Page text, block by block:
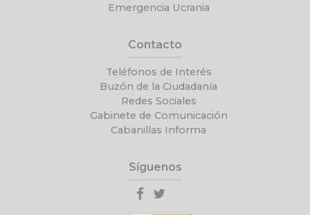
Emergencia Ucrania
Contacto
Teléfonos de Interés
Buzón de la Ciudadanía
Redes Sociales
Gabinete de Comunicación
Cabanillas Informa
Síguenos